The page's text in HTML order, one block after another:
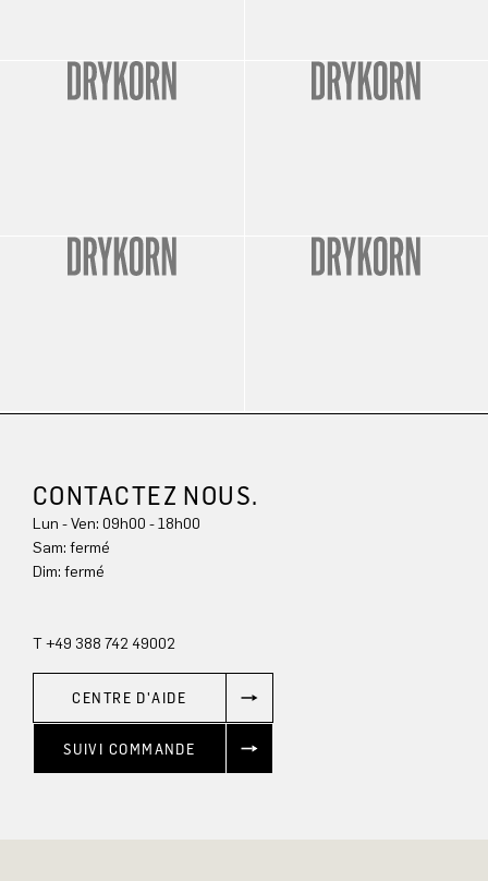
CONTACTEZ NOUS.
Lun - Ven: 09h00 - 18h00
Sam: fermé
Dim: fermé
T +49 388 742 49002
CENTRE D'AIDE
SUIVI COMMANDE